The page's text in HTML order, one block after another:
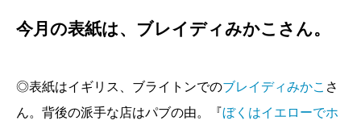
【短篇小説】
【今月の新潮文庫】
私の好きな新潮文庫 夢眠ねむ／1cm以内の物語
今月の表紙は、ブレイディみかこさん。
◎表紙はイギリス、ブライトンでのブレイディみかこ さ
ん。背後の派手な店はパブの由。『ぼくはイエローでホ